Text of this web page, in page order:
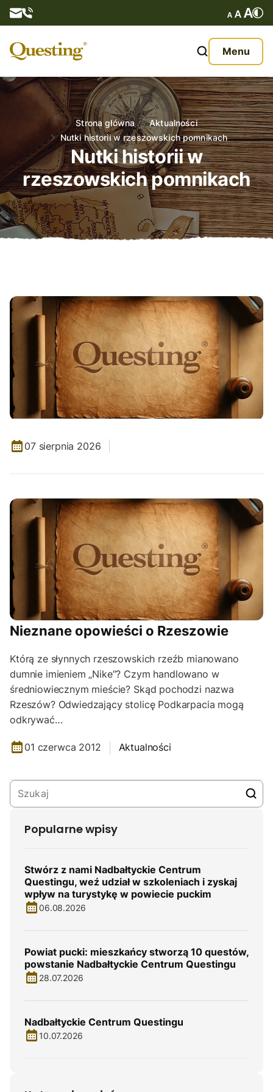
Menu
O nas
Oferta
Aktualności
Kontakt
Strona główna
Aktualności
Nutki historii w rzeszowskich pomnikach
Nutki historii w
rzeszowskich pomnikach
07 sierpnia 2026
Nieznane opowieści o Rzeszowie
Którą ze słynnych rzeszowskich rzeźb mianowano
dumnie imieniem „Nike”? Czym handlowano w
średniowiecznym mieście? Skąd pochodzi nazwa
Rzeszów? Odwiedzający stolicę Podkarpacia mogą
odkrywać…
01 czerwca 2012 Aktualności
Popularne wpisy
Stwórz z nami Nadbałtyckie Centrum
Questingu, weź udział w szkoleniach i zyskaj
wpływ na turystykę w powiecie puckim
06.08.2026
Powiat pucki: mieszkańcy stworzą 10 questów,
powstanie Nadbałtyckie Centrum Questingu
28.07.2026
Nadbałtyckie Centrum Questingu
10.07.2026